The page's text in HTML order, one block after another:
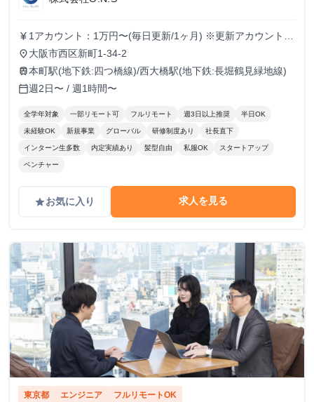
currency_yen 1アカウント：1万円〜(毎日更新/1ヶ月) ※更新アカウントが
増える毎に報酬もUP(複数運用可) ※インセンティブ有り
place 大阪市西区新町1-34-2
train本町駅(地下鉄:四つ橋線)/西大橋駅(地下鉄:長堀鶴見緑地線)
calendar_today週2日〜 / 週1時間〜
全学年対象 一部リモート可 フルリモート 週3日以上推奨 半日OK
未経験OK 新規事業 グローバル 研修制度あり 社長直下
インターン生多数 内定実績あり 髪型自由 私服OK スタートアップ
ベンチャー
gradeお気に入り 求人を見る
東京都 エンジニア フルリモートOK